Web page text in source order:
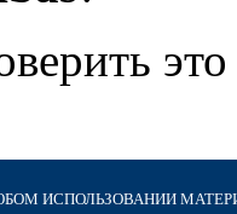
ИСПОЛЬЗОВАНИИ